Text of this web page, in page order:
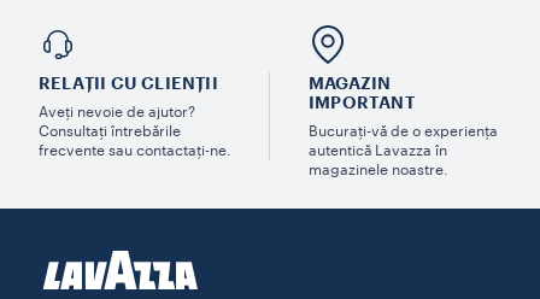
RELAȚII CU CLIENȚII
Aveți nevoie de ajutor?
Consultați întrebările
frecvente sau contactați-ne.
MAGAZIN
IMPORTANT
Bucurați-vă de o experiența
autentică Lavazza în
magazinele noastre.